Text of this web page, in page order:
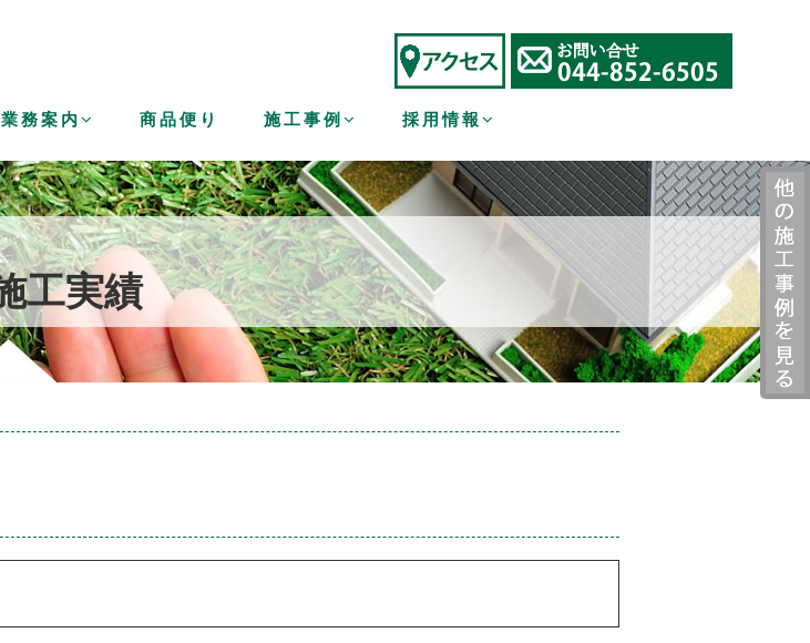
業務案内 商品便り 施工事例 採用情報
工実績